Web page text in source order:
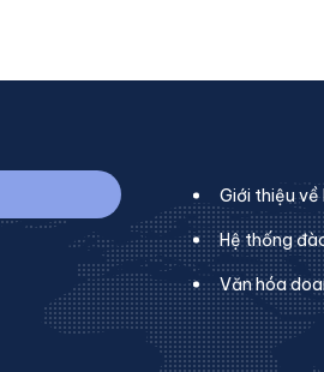
Giới thiệu về
Hệ thống
Văn hóa